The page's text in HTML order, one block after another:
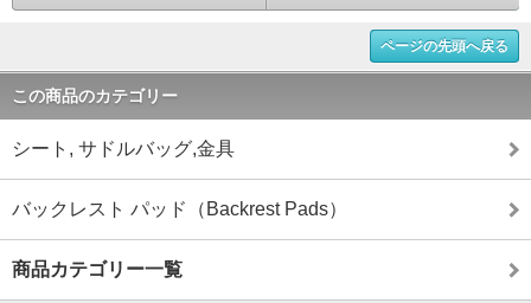
ページの先頭へ戻る
この商品のカテゴリー
シート, サドルバッグ,金具
バックレスト パッド（Backrest Pads）
商品カテゴリー一覧